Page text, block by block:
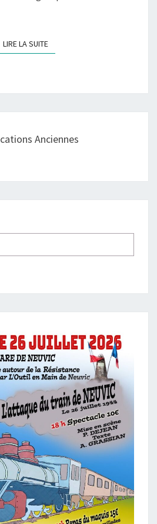
LIRE LA SUITELIRE LA SUITE
Anciennes